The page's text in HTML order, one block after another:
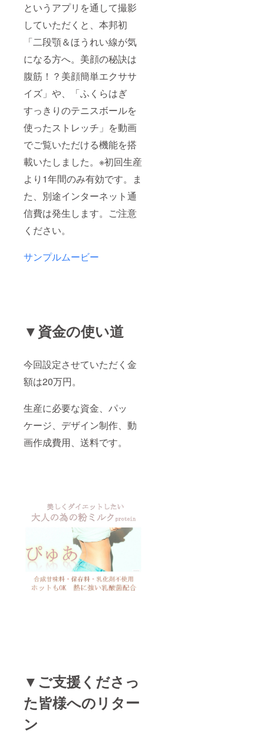
というアプリを通して撮影
していただくと、本邦初
「二段顎＆ほうれい線が気
になる方へ。美顔の秘訣は
腹筋！？美顔簡単エクササ
イズ」や、「ふくらはぎ
すっきりのテニスボールを
使ったストレッチ」を動画
でご覧いただける機能を搭
載いたしました。※初回生産
より1年間のみ有効です。ま
た、別途インターネット通
信費は発生します。ご注意
ください。
サンプルムービー
▼資金の使い道
今回設定させていただく金
額は20万円。
生産に必要な資金、パッ
ケージ、デザイン制作、動
画作成費用、送料です。
▼ご支援くださっ
た皆様へのリター
ン